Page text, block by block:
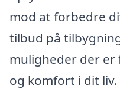
mod at forbedre
tilbud på
muligheder der er
og komfort i dit liv.